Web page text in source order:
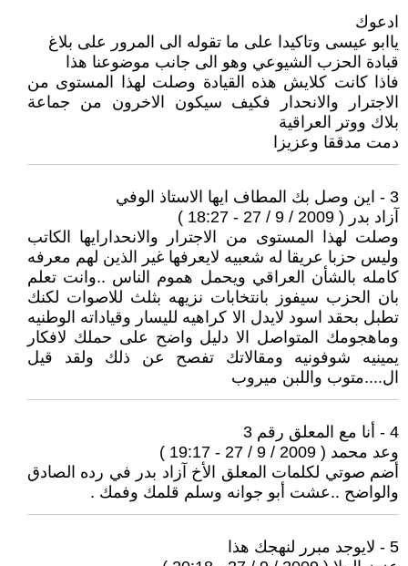
ادعوك
ياابو عيسى وتاكيدا على ما تقوله الى المرور على بلاغ
قبادة الحزب الشيوعي وهو الى جانب موضوعنا هذا
فاذا كانت كلايش هذه القيادة وصلت لهذا المستوى من
الاجترار والانحدار فكيف سيكون الاخرون من جماعة
بلاك ووتر العراقية
دمت مدققا وعزيزا
3 - اين وصل بك المطاف ايها الاستاذ الوفي
آزاد بدر ( 2009 / 9 / 27 - 18:27 )
وصلت لهذا المستوى من الاجترار والانحدارايها الكاتب
وليس حزبا عريقا له شعبيه لايعرفها غير الذين لهم معرفه
كامله بالشأن العراقي ويحمل هموم الناس ..وانت تعلم
بان الحزب سيفوز بانتخابات نزيهه بثلث للاصوات لكنك
تطبل بحقد اسود لايدل الا كراهيه لليسار وقياداته الوطنيه
وماهجومك المتواصل الا دليل واضح على حملك لافكار
يمينيه شوفونيه ومقالاتك تفصح عن ذلك ولقد قيل
ال....متوب واللبن ميروب
4 - أنا مع المعلق رقم 3
وعد محمد ( 2009 / 9 / 27 - 19:17 )
أضم صوتي لكلمات المعلق الأخ آزاد بدر في رده الصادق
والواضح ..عشت أبو جوانه وسلم قلمك وفمك .
5 - لايوجد مبرر لنهجك هذا